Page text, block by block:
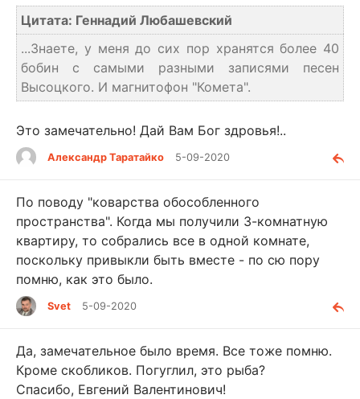
Цитата: Геннадий Любашевский
...Знаете, у меня до сих пор хранятся более 40
бобин с самыми разными записями песен
Высоцкого. И магнитофон "Комета".
Это замечательно! Дай Вам Бог здровья!..
Александр Таратайко 5-09-2020
По поводу "коварства обособленного
пространства". Когда мы получили 3-комнатную
квартиру, то собрались все в одной комнате,
поскольку привыкли быть вместе - по сю пору
помню, как это было.
Svet 5-09-2020
Да, замечательное было время. Все тоже помню.
Кроме скобликов. Погуглил, это рыба?
Спасибо, Евгений Валентинович!